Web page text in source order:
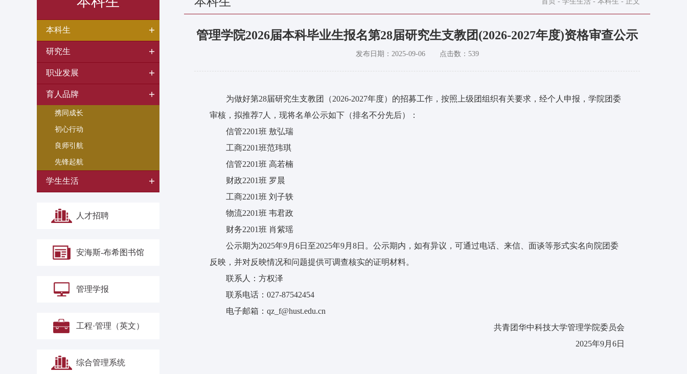
本科生
研究生
职业发展
育人品牌
携同成长
初心行动
良师引航
先锋起航
学生生活
人才招聘
安海斯-布希图书馆
管理学报
工程·管理（英文）
综合管理系统
管理学院2026届本科毕业生报名第28届研究生支教团(2026-2027年度)资格审查公示
发布日期： 2025-09-06 点击数： 539
为做好第28届研究生支教团（2026-2027年度）的招募工作，按照上级团组织有关要求，经个人申报，学院团委
审核，拟推荐7人，现将名单公示如下（排名不分先后）：
信管2201班 敖弘瑞
工商2201班范玮琪
信管2201班 高若楠
财政2201班 罗晨
工商2201班 刘子轶
物流2201班 韦君政
财务2201班 肖紫瑶
公示期为2025年9月6日至2025年9月8日。公示期内，如有异议，可通过电话、来信、面谈等形式实名向院团委
反映，并对反映情况和问题提供可调查核实的证明材料。
联系人：方权泽
联系电话：027-87542454
电子邮箱：qz_f@hust.edu.cn
共青团华中科技大学管理学院委员会
2025年9月6日